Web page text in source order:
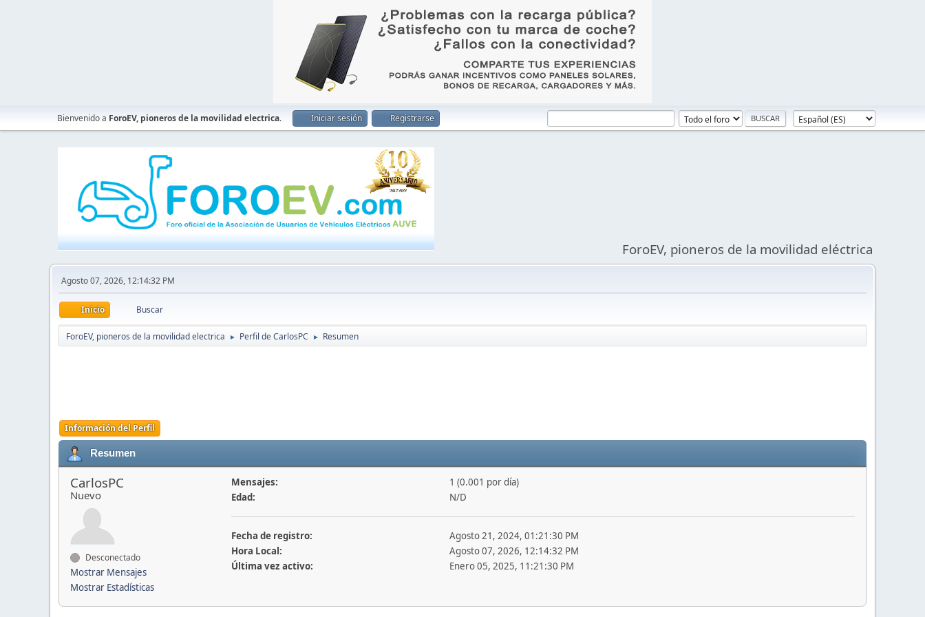
Bienvenido a ForoEV, pioneros de la movilidad electrica. Iniciar sesión Registrarse
ForoEV, pioneros de la movilidad eléctrica
Agosto 07, 2026, 12:14:32 PM
Inicio Buscar
ForoEV, pioneros de la movilidad electrica ► Perfil de CarlosPC ► Resumen
Información del Perfil
Resumen
CarlosPC
Nuevo
Desconectado
Mostrar Mensajes
Mostrar Estadísticas
Mensajes:
1 (0.001 por día)
Edad:
N/D
Fecha de registro:
Agosto 21, 2024, 01:21:30 PM
Hora Local:
Agosto 07, 2026, 12:14:32 PM
Última vez activo:
Enero 05, 2025, 11:21:30 PM